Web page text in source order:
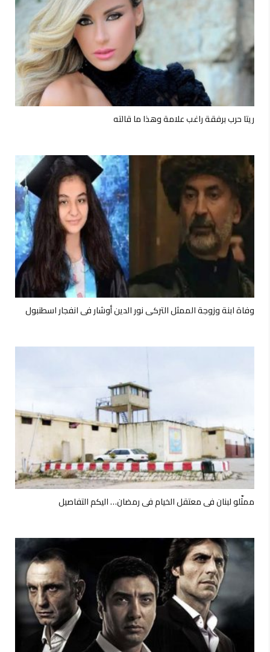
ريتا حرب برفقة راغب علامة وهذا ما قالته
وفاة ابنة وزوجة الممثل التركي نور الدين أوشار في انفجار اسطنبول
ممثّلو لبنان في معتقل الخيام في رمضان… اليكم التفاصيل